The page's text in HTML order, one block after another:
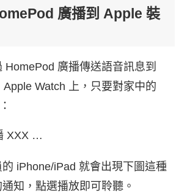
廣播到 Apple 裝
HomePod 廣播傳送語音訊息到
Watch 上，只要對家中的
XXX …
iPhone/iPad 就會出現下圖這種
知，點選播放即可聆聽。